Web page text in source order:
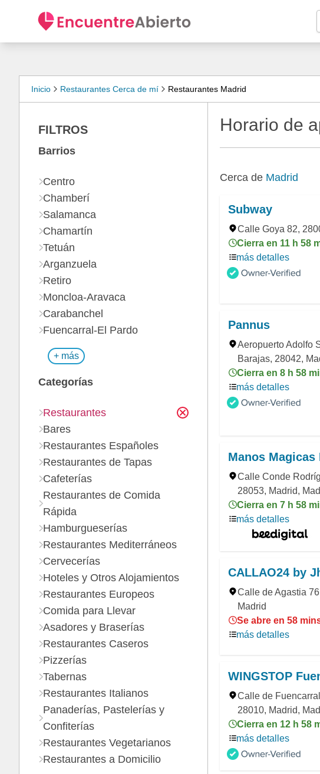
Inicio Restaurantes Cerca de mí Restaurantes Madrid
Horario de
Cerca de Madrid
Subway
Calle Goya 82,
Cierra en 11 h 58
más detalles
Pannus
Aeropuerto Adolfo
Barajas, 28042,
Cierra en 8 h 58
más detalles
Manos Magicas
Calle Conde
28053, Madrid,
Cierra en 7 h 58
más detalles
CALLAO24 by
Calle de Agastia
Madrid
Se abre en 58
más detalles
WINGSTOP
Calle de
28010, Madrid,
Cierra en 12 h 58
más detalles
FILTROS
Barrios
Centro
Chamberí
Salamanca
Chamartín
Tetuán
Arganzuela
Retiro
Moncloa-Aravaca
Carabanchel
Fuencarral-El Pardo
+ más
Categorías
Restaurantes
Bares
Restaurantes Españoles
Restaurantes de Tapas
Cafeterías
Restaurantes de Comida
Rápida
Hamburgueserías
Restaurantes Mediterráneos
Cervecerías
Hoteles y Otros Alojamientos
Restaurantes Europeos
Comida para Llevar
Asadores y Braserías
Restaurantes Caseros
Pizzerías
Tabernas
Restaurantes Italianos
Panaderías, Pastelerías y
Confiterías
Restaurantes Vegetarianos
Restaurantes a Domicilio